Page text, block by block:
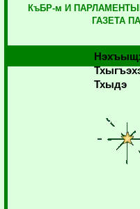
КъБР-м И
ГАЗЕТА
Тхыдэ